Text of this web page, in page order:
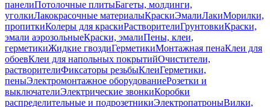
панелиПотолочные плитыБагеты, молдинги,
уголкиЛакокрасочные материалыКраскиЭмалиЛакиМорилки,
пропиткиКолеры для краскиРастворителиГрунтовкиКраски,
эмали аэрозольныеКраски, эмалиПены, клеи,
герметикиЖидкие гвоздиГерметикиМонтажная пенаКлеи для
обоевКлеи для напольных покрытийОчистители,
растворителиФиксаторы резьбыКлеиГерметики,
пеныЭлектромонтажное оборудованиеРозетки и
выключателиЭлектрические звонкиКоробки
распределительные и подрозетникиЭлектропатроныВилки,